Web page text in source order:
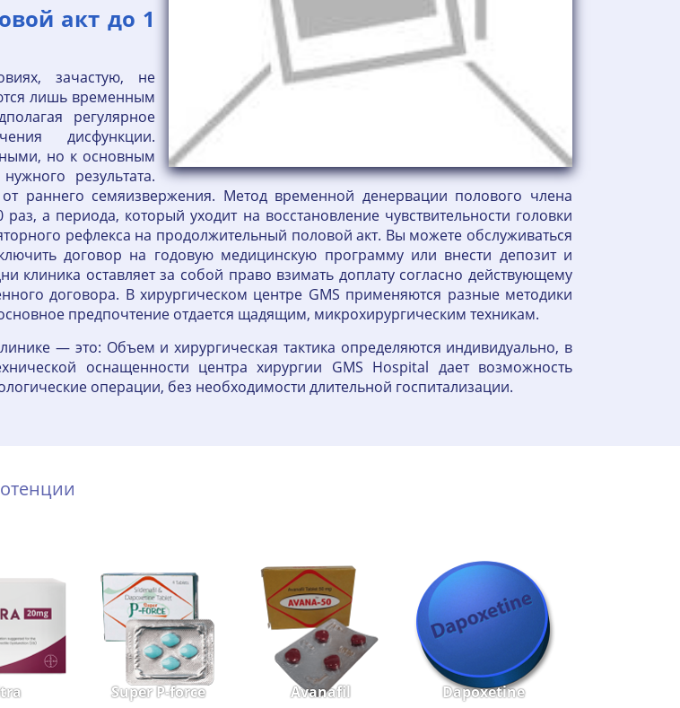
акт до 1
зачастую, не
лишь временным
регулярное
дисфункции.
но к основным
результата.
раннего семяизвержения. Метод временной денервации полового члена
а периода, который уходит на восстановление чувствительности головки
рефлекса на продолжительный половой акт. Вы можете обслуживаться
договор на годовую медицинскую программу или внести депозит и
клиника оставляет за собой право взимать доплату согласно действующему
договора. В хирургическом центре GMS применяются разные методики
предпочтение отдается щадящим, микрохирургическим техникам.
— это: Объем и хирургическая тактика определяются индивидуально, в
оснащенности центра хирургии GMS Hospital дает возможность
операции, без необходимости длительной госпитализации.
Super P-force Avanafil Dapoxetine